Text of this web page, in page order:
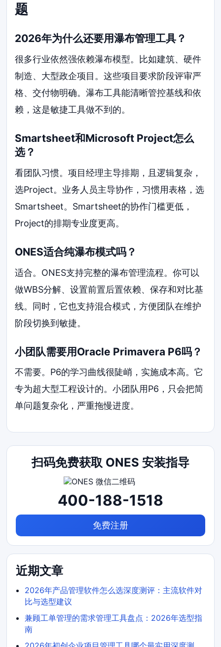
题
2026年为什么还要用瀑布管理工具？
很多行业依然强依赖瀑布模型。比如建筑、硬件
制造、大型政企项目。这些项目要求阶段评审严
格、交付物明确。瀑布工具能清晰管控基线和依
赖，这是敏捷工具做不到的。
Smartsheet和Microsoft Project怎么
选？
看团队习惯。项目经理主导排期，且逻辑复杂，
选Project。业务人员主导协作，习惯用表格，选
Smartsheet。Smartsheet的协作门槛更低，
Project的排期专业度更高。
ONES适合纯瀑布模式吗？
适合。ONES支持完整的瀑布管理流程。你可以
做WBS分解、设置前置后置依赖、保存和对比基
线。同时，它也支持混合模式，方便团队在维护
阶段切换到敏捷。
小团队需要用Oracle Primavera P6吗？
不需要。P6的学习曲线很陡峭，实施成本高。它
专为超大型工程设计的。小团队用P6，只会把简
单问题复杂化，严重拖慢进度。
扫码免费获取 ONES 安装指导
400-188-1518
免费注册
近期文章
2026年产品管理软件怎么选深度测评：主流软件对
比与选型建议
兼顾工单管理的需求管理工具盘点：2026年选型指
南